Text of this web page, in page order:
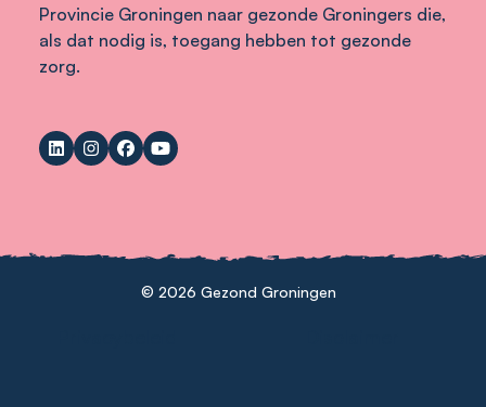
Provincie Groningen naar gezonde Groningers die,
als dat nodig is, toegang hebben tot gezonde
zorg.
© 2026 Gezond Groningen